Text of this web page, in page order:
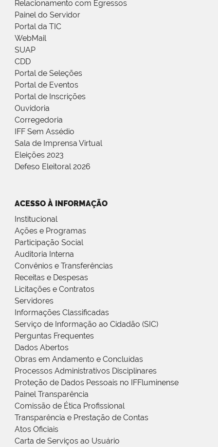
Relacionamento com Egressos
Painel do Servidor
Portal da TIC
WebMail
SUAP
CDD
Portal de Seleções
Portal de Eventos
Portal de Inscrições
Ouvidoria
Corregedoria
IFF Sem Assédio
Sala de Imprensa Virtual
Eleições 2023
Defeso Eleitoral 2026
ACESSO À INFORMAÇÃO
Institucional
Ações e Programas
Participação Social
Auditoria Interna
Convênios e Transferências
Receitas e Despesas
Licitações e Contratos
Servidores
Informações Classificadas
Serviço de Informação ao Cidadão (SIC)
Perguntas Frequentes
Dados Abertos
Obras em Andamento e Concluídas
Processos Administrativos Disciplinares
Proteção de Dados Pessoais no IFFluminense
Painel Transparência
Comissão de Ética Profissional
Transparência e Prestação de Contas
Atos Oficiais
Carta de Serviços ao Usuário